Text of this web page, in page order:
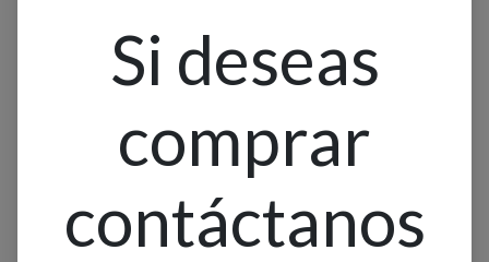
Si deseas
comprar
contáctanos